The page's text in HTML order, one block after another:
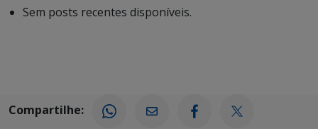
Sem posts recentes disponíveis.
Compartilhe: